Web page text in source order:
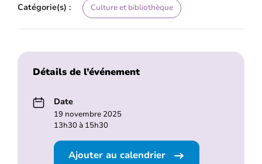
Catégorie(s) : Culture et bibliothèque
Détails de l’événement
Date
19 novembre 2025
13h30 à 15h30
Ajouter au calendrier